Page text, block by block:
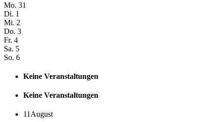
Mo. 31
Di. 1
Mi. 2
Do. 3
Fr. 4
Sa. 5
So. 6
Keine Veranstaltungen
Keine Veranstaltungen
11August